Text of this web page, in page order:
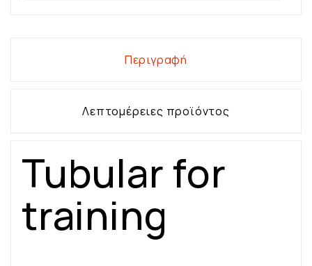
Περιγραφή
Λεπτομέρειες προϊόντος
Tubular for
training